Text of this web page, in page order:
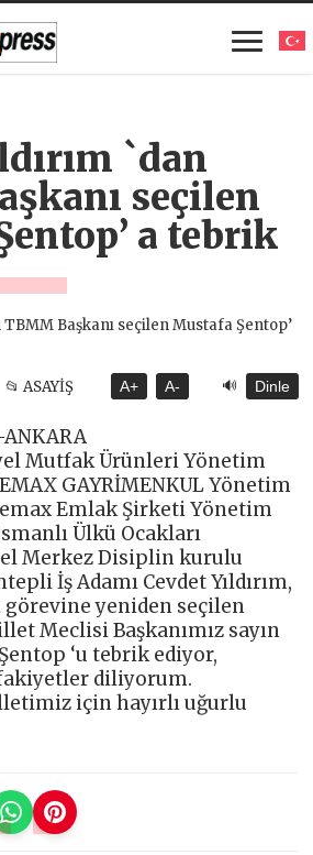
`dan
seçilen
a tebrik
📂 ASAYİŞ A+ A- 🔊 Dinle
Mutfak Ürünleri Yönetim
GAYRİMENKUL Yönetim
Emlak Şirketi Yönetim
Ülkü Ocakları
Merkez Disiplin kurulu
İş Adamı Cevdet Yıldırım,
görevine yeniden seçilen
Meclisi Başkanımız sayın
‘u tebrik ediyor,
diliyorum.
için hayırlı uğurlu